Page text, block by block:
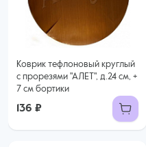
Коврик тефлоновый круглый
с прорезями "АЛЕТ", д.24 см, +
7 см бортики
136 ₽